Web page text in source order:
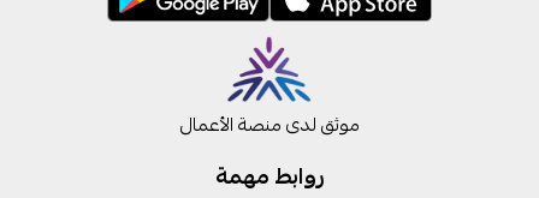
روابط مهمة
موثق لدى منصة الأعمال